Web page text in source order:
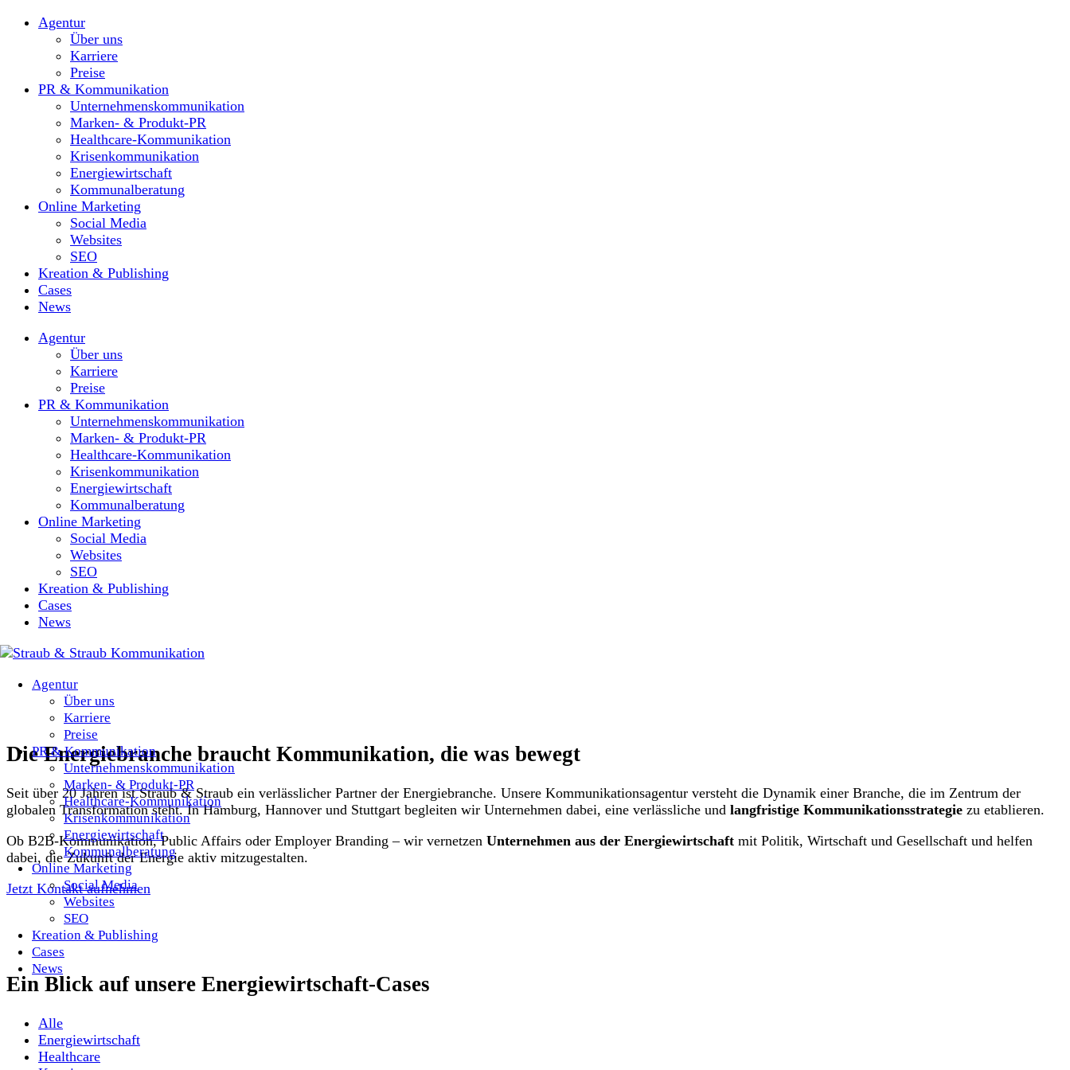
Agentur
Über uns
Karriere
Preise
PR & Kommunikation
Unternehmenskommunikation
Marken- & Produkt-PR
Healthcare-Kommunikation
Krisenkommunikation
Energiewirtschaft
Kommunalberatung
Online Marketing
Social Media
Websites
SEO
Kreation & Publishing
Cases
News
Agentur
Über uns
Karriere
Preise
PR & Kommunikation
Unternehmenskommunikation
Marken- & Produkt-PR
Healthcare-Kommunikation
Krisenkommunikation
Energiewirtschaft
Kommunalberatung
Online Marketing
Social Media
Websites
SEO
Kreation & Publishing
Cases
News
Agentur
Über uns
Karriere
Preise
PR & Kommunikation
Unternehmenskommunikation
Marken- & Produkt-PR
Healthcare-Kommunikation
Krisenkommunikation
Energiewirtschaft
Kommunalberatung
Online Marketing
Social Media
Websites
SEO
Kreation & Publishing
Cases
News
Die Energiebranche braucht Kommunikation, die was bewegt
Seit über 20 Jahren ist Straub & Straub ein verlässlicher Partner der Energiebranche. Unsere Kommunikationsagentur versteht die Dynamik einer Branche, die im Zentrum der
globalen Transformation steht. In Hamburg, Hannover und Stuttgart begleiten wir Unternehmen dabei, eine verlässliche und langfristige Kommunikationsstrategie zu etablieren.
Ob B2B-Kommunikation, Public Affairs oder Employer Branding – wir vernetzen Unternehmen aus der Energiewirtschaft mit Politik, Wirtschaft und Gesellschaft und helfen
dabei, die Zukunft der Energie aktiv mitzugestalten.
Jetzt Kontakt aufnehmen
Ein Blick auf unsere Energiewirtschaft-Cases
Alle
Energiewirtschaft
Healthcare